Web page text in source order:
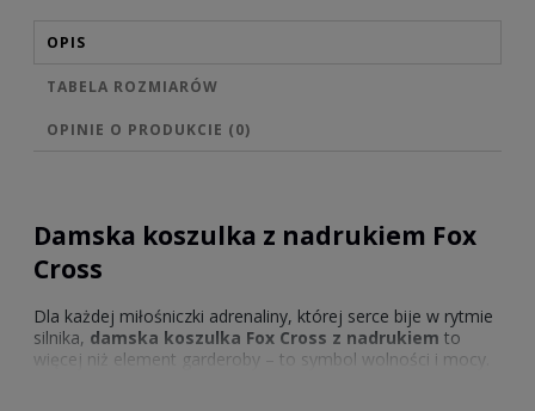
OPIS
TABELA ROZMIARÓW
OPINIE O PRODUKCIE (0)
Damska koszulka z nadrukiem Fox
Cross
Dla każdej miłośniczki adrenaliny, której serce bije w rytmie
silnika, damska koszulka Fox Cross z nadrukiem to
więcej niż element garderoby – to symbol wolności i mocy.